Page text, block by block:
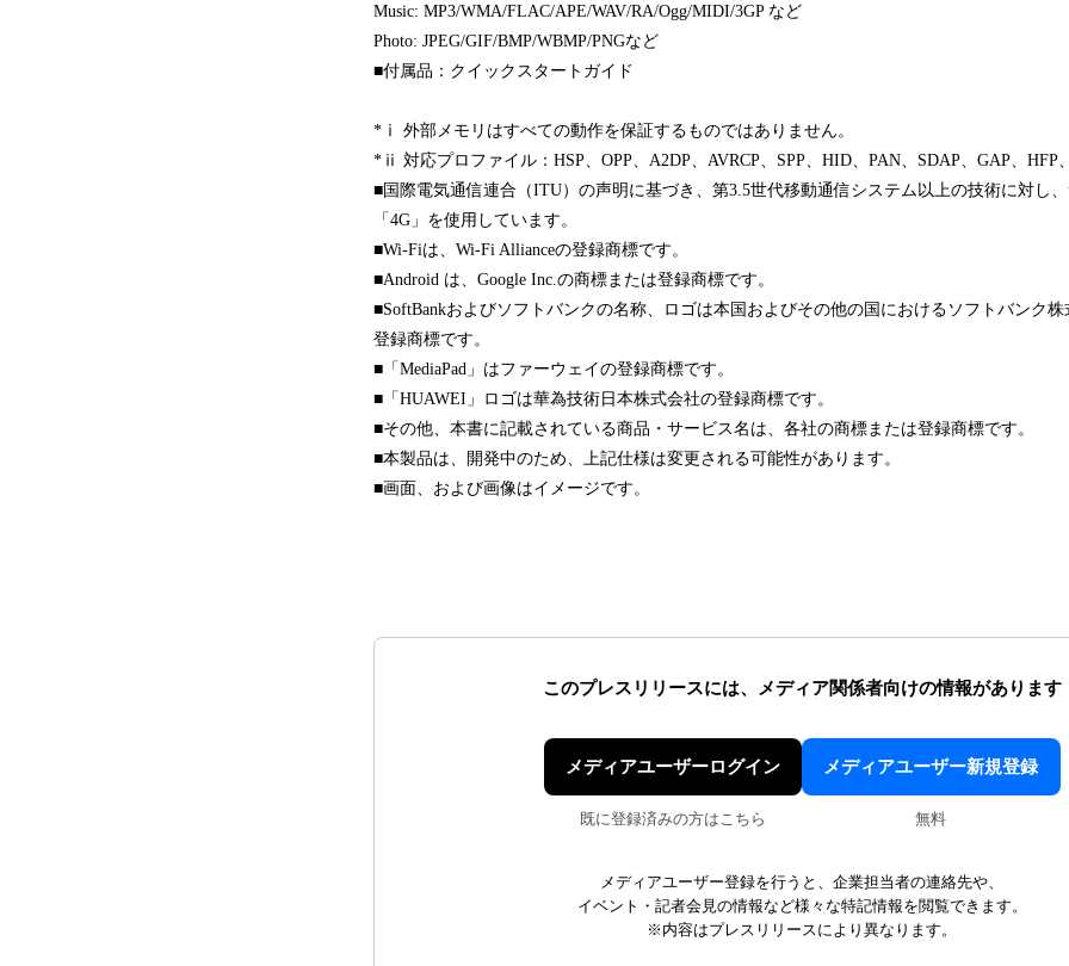
Music: MP3/WMA/FLAC/APE/WAV/RA/Ogg/MIDI/3GP など
Photo: JPEG/GIF/BMP/WBMP/PNGなど
■付属品：クイックスタートガイド
*ⅰ 外部メモリはすべての動作を保証するものではありません。
*ⅱ 対応プロファイル：HSP、OPP、A2DP、AVRCP、SPP、HID、PAN、SDAP、GAP、HFP
■国際電気通信連合（ITU）の声明に基づき、第3.5世代移動通信システム以上の技術に対し
「4G」を使用しています。
■Wi-Fiは、Wi-Fi Allianceの登録商標です。
■Android は、Google Inc.の商標または登録商標です。
■SoftBankおよびソフトバンクの名称、ロゴは本国およびその他の国におけるソフトバンク
登録商標です。
■「MediaPad」はファーウェイの登録商標です。
■「HUAWEI」ロゴは華為技術日本株式会社の登録商標です。
■その他、本書に記載されている商品・サービス名は、各社の商標または登録商標です。
■本製品は、開発中のため、上記仕様は変更される可能性があります。
■画面、および画像はイメージです。
このプレスリリースには、 メディア関係者向けの情報があります
メディアユーザーログイン
既に登録済みの方はこちら
メディアユーザー新規登録
無料
メディアユーザー登録を行うと、企業担当者の連絡先や、
イベント・記者会見の情報など様々な特記情報を閲覧できます。
※内容はプレスリリースにより異なります。